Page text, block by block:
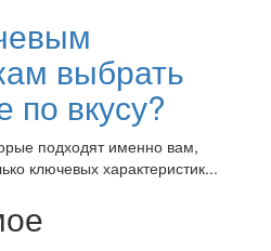
выбрать
по вкусу?
подходят именно вам,
ключевых характеристик...